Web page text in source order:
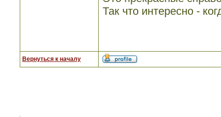
Так что интересно -
Вернуться к началу